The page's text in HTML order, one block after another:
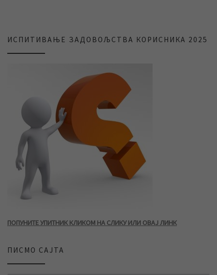
ИСПИТИВАЊЕ ЗАДОВОЉСТВА КОРИСНИКА 2025
ПОПУНИТЕ УПИТНИК КЛИКОМ НА СЛИКУ ИЛИ ОВАЈ ЛИНК
ПИСМО САЈТА